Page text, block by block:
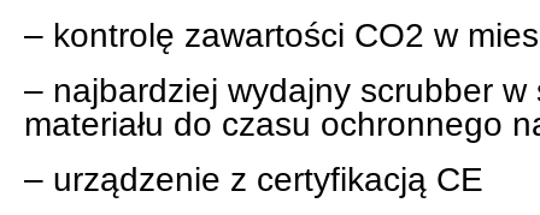
– kontrolę zawartości CO2 w
– najbardziej wydajny scrubber w
materiału do czasu ochronnego
– urządzenie z certyfikacją CE